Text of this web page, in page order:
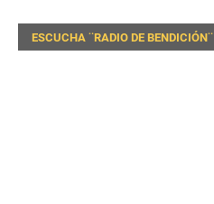
ESCUCHA ¨RADIO DE BENDICIÓN¨